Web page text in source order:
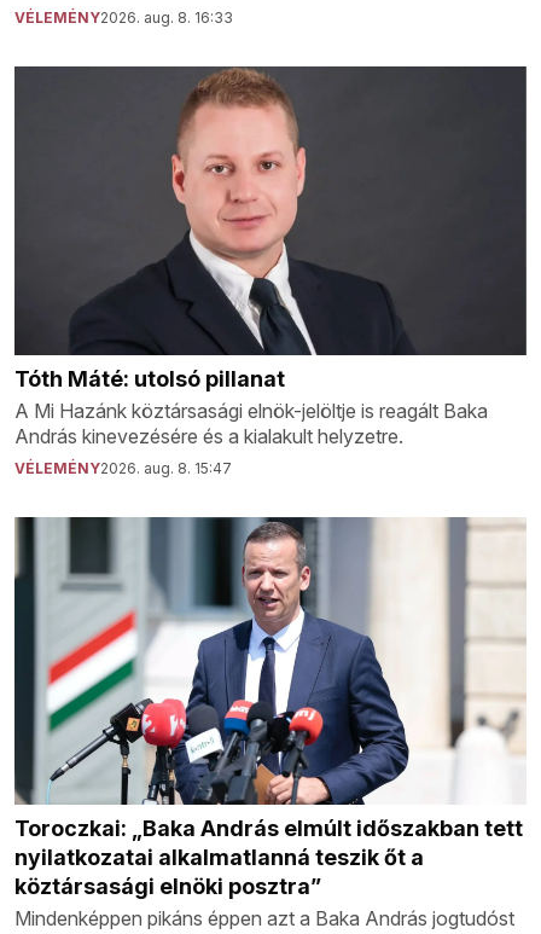
VÉLEMÉNY2026. aug. 8. 16:33
Tóth Máté: utolsó pillanat
A Mi Hazánk köztársasági elnök-jelöltje is reagált Baka
András kinevezésére és a kialakult helyzetre.
VÉLEMÉNY2026. aug. 8. 15:47
Toroczkai: „Baka András elmúlt időszakban tett
nyilatkozatai alkalmatlanná teszik őt a
köztársasági elnöki posztra”
Mindenképpen pikáns éppen azt a Baka András jogtudóst